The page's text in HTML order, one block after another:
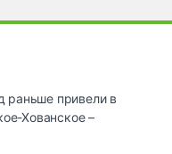
раньше привели в
Хованское –